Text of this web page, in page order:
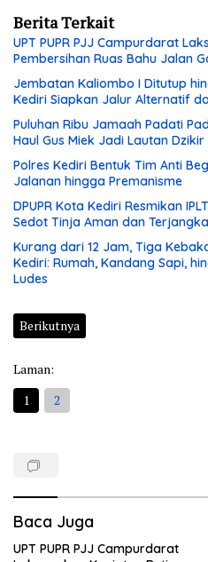
Berita Terkait
UPT PUPR PJJ Campurdarat
Pembersihan Ruas Bahu Jalan
Jembatan Kaliombo I Ditutup
Kediri Siapkan Jalur Alternatif
Puluhan Ribu Jamaah Padati
Haul Gus Miek Jadi Lautan
Polres Kediri Bentuk Tim Anti
Jalanan hingga Premanisme
DPUPR Kota Kediri Resmikan
Sedot Tinja Aman dan
Kurang dari 12 Jam, Tiga
Kediri: Rumah, Kandang Sapi,
Ludes
Berikutnya
Laman:
1
2
Baca Juga
UPT PUPR PJJ Campurdarat